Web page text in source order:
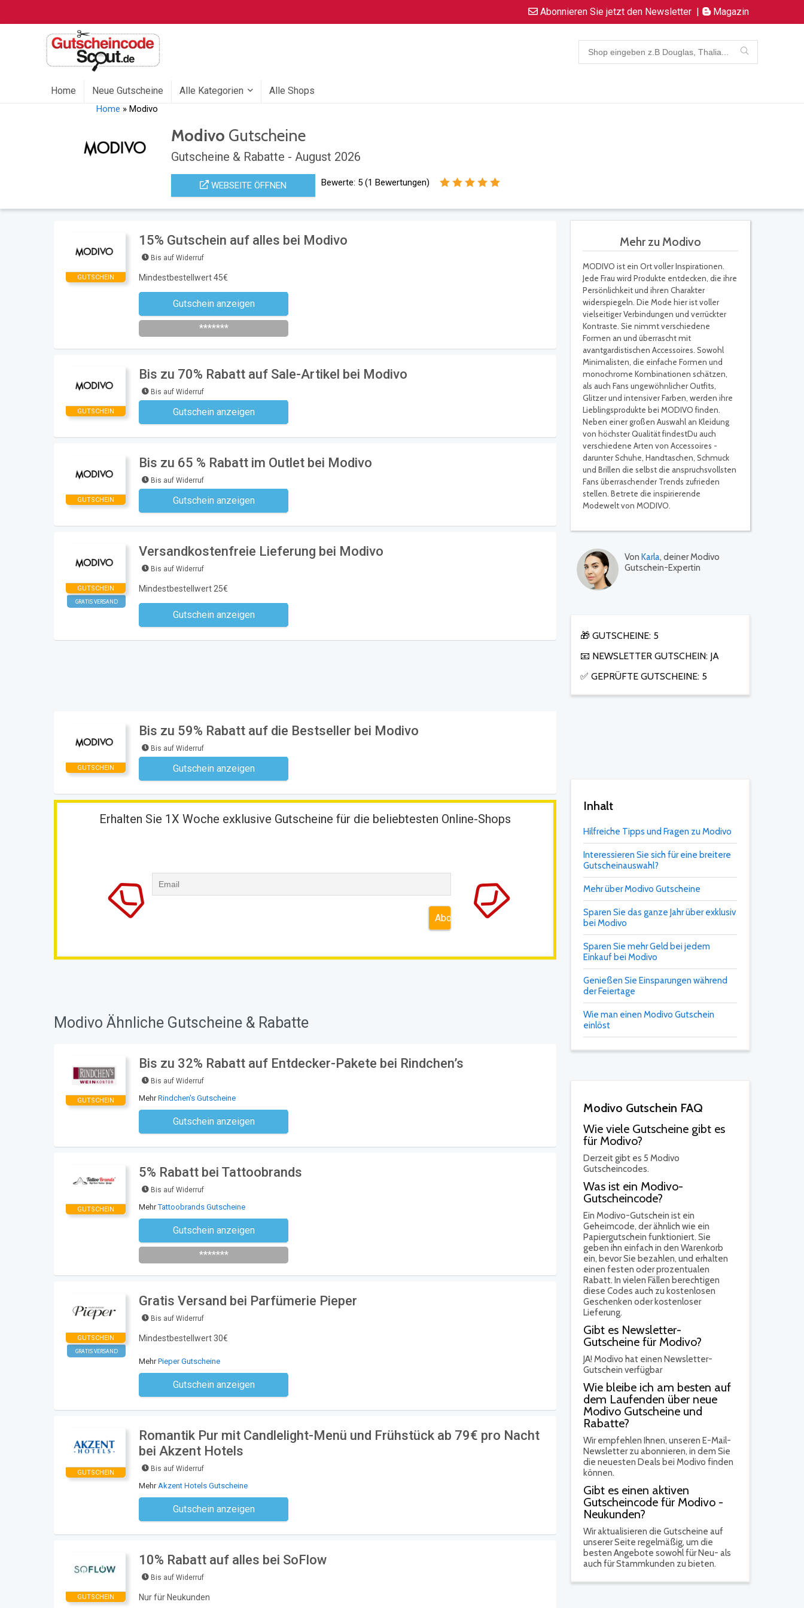
Abonnieren Sie jetzt den Newsletter | Magazin
Home Neue Gutscheine Alle Kategorien Alle Shops
Home »Modivo
Modivo Gutscheine
Gutscheine & Rabatte - August 2026
WEBSEITE ÖFFNEN Bewerte: 5 (1 Bewertungen)
Mehr zu Modivo
MODIVO ist ein Ort voller Inspirationen.
Jede Frau wird Produkte entdecken, die ihre
Persönlichkeit und ihren Charakter
widerspiegeln. Die Mode hier ist voller
vielseitiger Verbindungen und verrückter
Kontraste. Sie nimmt verschiedene
Formen an und überrascht mit
avantgardistischen Accessoires. Sowohl
Minimalisten, die einfache Formen und
monochrome Kombinationen schätzen,
als auch Fans ungewöhnlicher Outfits,
Glitzer und intensiver Farben, werden ihre
Lieblingsprodukte bei MODIVO finden.
Neben einer großen Auswahl an Kleidung
von höchster Qualität findestDu auch
verschiedene Arten von Accessoires -
darunter Schuhe, Handtaschen, Schmuck
und Brillen die selbst die anspruchsvollsten
Fans überraschender Trends zufrieden
stellen. Betrete die inspirierende
Modewelt von MODIVO.
Von Karla, deiner Modivo
Gutschein-Expertin
🎁 GUTSCHEINE: 5
📧 NEWSLETTER GUTSCHEIN: JA
✅ GEPRÜFTE GUTSCHEINE: 5
Inhalt
Hilfreiche Tipps und Fragen zu Modivo
Interessieren Sie sich für eine breitere
Gutscheinauswahl?
Mehr über Modivo Gutscheine
Sparen Sie das ganze Jahr über exklusiv
bei Modivo
Sparen Sie mehr Geld bei jedem
Einkauf bei Modivo
Genießen Sie Einsparungen während
der Feiertage
Wie man einen Modivo Gutschein
einlöst
Modivo Gutschein FAQ
Wie viele Gutscheine gibt es
für Modivo?
Derzeit gibt es 5 Modivo
Gutscheincodes.
Was ist ein Modivo-
Gutscheincode?
Ein Modivo-Gutschein ist ein
Geheimcode, der ähnlich wie ein
Papiergutschein funktioniert. Sie
geben ihn einfach in den Warenkorb
ein, bevor Sie bezahlen, und erhalten
einen festen oder prozentualen
Rabatt. In vielen Fällen berechtigen
diese Codes auch zu kostenlosen
Geschenken oder kostenloser
Lieferung.
Gibt es Newsletter-
Gutscheine für Modivo?
JA! Modivo hat einen Newsletter-
Gutschein verfügbar
Wie bleibe ich am besten auf
dem Laufenden über neue
Modivo Gutscheine und
Rabatte?
Wir empfehlen Ihnen, unseren E-Mail-
Newsletter zu abonnieren, in dem Sie
die neuesten Deals bei Modivo finden
können.
Gibt es einen aktiven
Gutscheincode für Modivo -
Neukunden?
Wir aktualisieren die Gutscheine auf
unserer Seite regelmäßig, um die
besten Angebote sowohl für Neu- als
auch für Stammkunden zu bieten.
GUTSCHEIN
15% Gutschein auf alles bei Modivo
Bis auf Widerruf
Mindestbestellwert 45€
Gutschein anzeigen
Newsletter des Shops abonnieren
*******
GUTSCHEIN
Bis zu 70% Rabatt auf Sale-Artikel bei Modivo
Bis auf Widerruf
Gutschein anzeigen
Kein Code notwendig
GUTSCHEIN
Bis zu 65 % Rabatt im Outlet bei Modivo
Bis auf Widerruf
Gutschein anzeigen
Kein Code notwendig
GUTSCHEIN
GRATIS VERSAND
Versandkostenfreie Lieferung bei Modivo
Bis auf Widerruf
Mindestbestellwert 25€
Gutschein anzeigen
Kein Code notwendig
GUTSCHEIN
Bis zu 59% Rabatt auf die Bestseller bei Modivo
Bis auf Widerruf
Gutschein anzeigen
Kein Code notwendig
Erhalten Sie 1X Woche exklusive Gutscheine für die beliebtesten Online-Shops
Modivo Ähnliche Gutscheine & Rabatte
GUTSCHEIN
Bis zu 32% Rabatt auf Entdecker-Pakete bei Rindchen’s
Bis auf Widerruf
MehrRindchen's Gutscheine
Gutschein anzeigen
Kein Code notwendig
GUTSCHEIN
5% Rabatt bei Tattoobrands
Bis auf Widerruf
MehrTattoobrands Gutscheine
Gutschein anzeigen
Newsletter des Shops abonnieren
*******
GUTSCHEIN
GRATIS VERSAND
Gratis Versand bei Parfümerie Pieper
Bis auf Widerruf
Mindestbestellwert 30€
MehrPieper Gutscheine
Gutschein anzeigen
Kein Code notwendig
GUTSCHEIN
Romantik Pur mit Candlelight-Menü und Frühstück ab 79€ pro Nacht
bei Akzent Hotels
Bis auf Widerruf
Mehr Akzent Hotels Gutscheine
Gutschein anzeigen
Kein Code notwendig
GUTSCHEIN
10% Rabatt auf alles bei SoFlow
Bis auf Widerruf
Nur für Neukunden